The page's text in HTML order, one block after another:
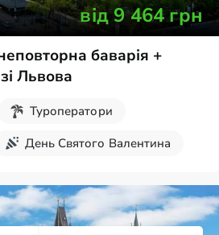
від 9 464грн
баварія +
Львова
Туроператори
День Святого Валентина
Новорічні тури